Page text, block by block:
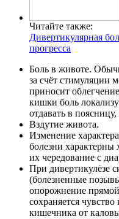
Читайте также:
Дивертикулярная
прогресса
Боль в животе.
за счёт стимуляции
приносит
кишки боль
отдавать в
Вздутие живота.
Изменение
болезни
их чередование с
При дивертикулёзе
(болезненные
опорожнение
сохраняется
кишечника от